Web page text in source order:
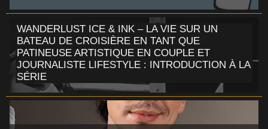
WANDERLUST ICE & INK – LA VIE SUR UN
BATEAU DE CROISIÈRE EN TANT QUE
PATINEUSE ARTISTIQUE EN COUPLE ET
JOURNALISTE LIFESTYLE : INTRODUCTION À LA
SÉRIE